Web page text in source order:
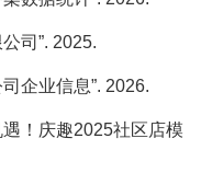
司”. 2025.
企业信息”. 2026.
！庆趣2025社区店模